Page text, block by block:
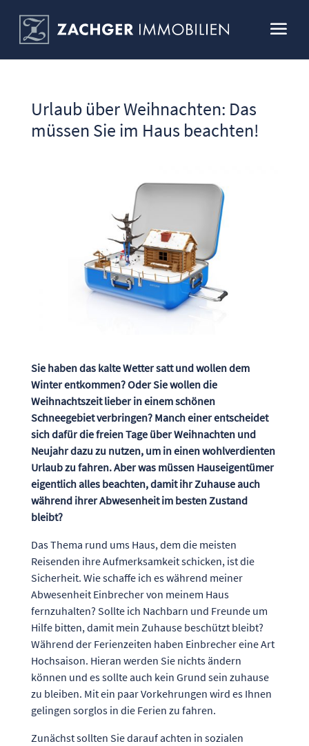
Urlaub über Weihnachten: Das
müssen Sie im Haus beachten!
Sie haben das kalte Wetter satt und wollen dem
Winter entkommen? Oder Sie wollen die
Weihnachtszeit lieber in einem schönen
Schneegebiet verbringen? Manch einer entscheidet
sich dafür die freien Tage über Weihnachten und
Neujahr dazu zu nutzen, um in einen wohlverdienten
Urlaub zu fahren. Aber was müssen Hauseigentümer
eigentlich alles beachten, damit ihr Zuhause auch
während ihrer Abwesenheit im besten Zustand
bleibt?
Das Thema rund ums Haus, dem die meisten
Reisenden ihre Aufmerksamkeit schicken, ist die
Sicherheit. Wie schaffe ich es während meiner
Abwesenheit Einbrecher von meinem Haus
fernzuhalten? Sollte ich Nachbarn und Freunde um
Hilfe bitten, damit mein Zuhause beschützt bleibt?
Während der Ferienzeiten haben Einbrecher eine Art
Hochsaison. Hieran werden Sie nichts ändern
können und es sollte auch kein Grund sein zuhause
zu bleiben. Mit ein paar Vorkehrungen wird es Ihnen
gelingen sorglos in die Ferien zu fahren.
Zunächst sollten Sie darauf achten in sozialen